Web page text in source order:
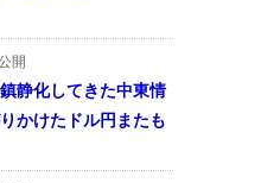
開
静化してきた中東情
かけたドル円またも